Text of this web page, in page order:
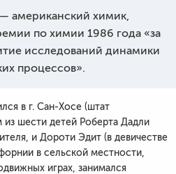
— американский химик,
по химии 1986 года «за
исследований динамики
процессов».
в г. Сан-Хосе (штат
шести детей Роберта Дадли
и Дороти Эдит (в девичестве
в сельской местности,
играх, занимался